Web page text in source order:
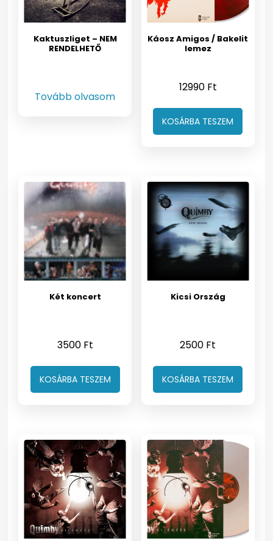
Kaktuszliget – NEM
RENDELHETŐ
Tovább olvasom
Káosz Amigos / Bakelit
lemez
12990 Ft
KOSÁRBA TESZEM
Két koncert
3500 Ft
KOSÁRBA TESZEM
Kicsi Ország
2500 Ft
KOSÁRBA TESZEM